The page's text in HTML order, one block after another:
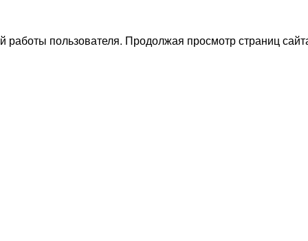
пользователя. Продолжая просмотр страниц